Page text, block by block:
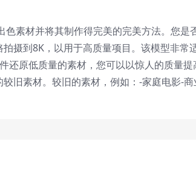
素材并将其制作得完美的完美方法。您是
摄到8K，以用于高质量项目。该模型非常
还原低质量的素材，您可以以惊人的质量
旧素材。较旧的素材，例如：-家庭电影-